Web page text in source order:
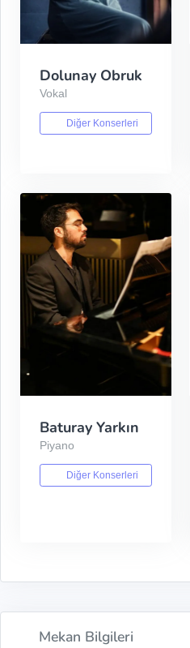
Dolunay Obruk
Vokal
Diğer Konserleri
Baturay Yarkın
Piyano
Diğer Konserleri
Mekan Bilgileri